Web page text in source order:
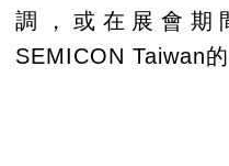
調，或在展會期
SEMICON Taiwan的